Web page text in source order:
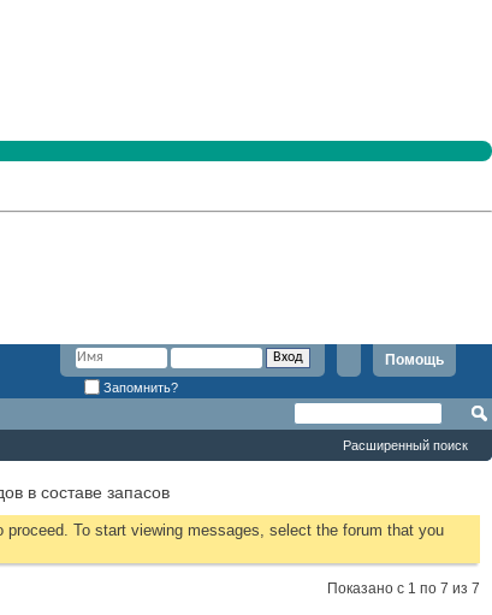
Помощь
Запомнить?
Расширенный поиск
в составе запасов
To start viewing messages, select the forum that you
Показано с 1 по 7 из 7